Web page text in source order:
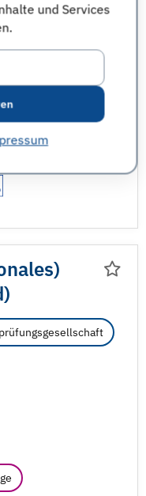
und Services